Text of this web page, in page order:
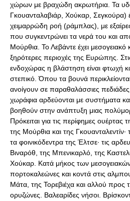
χώρων με βραχώδη ακρωτήρια. Τα
Γκουανταλαβιάρ, Χούκαρ, Σεγκούρα)
χειμαρρώδη ροή (ράμπλας), με
που συγκεντρώνει τα νερά του και
Μούρθια. Το Λεβάντε έχει μεσογειακό
ξηρότερες περιοχές της Ευρώπης.
ενδοχώρας η βλάστηση είναι φτωχή
στεπικό. Όπου τα βουνά
ανοίγουν σε παραθαλάσσιες
χωράφια αρδεύονται με συστήματα
βοηθούν στην ανάπτυξη μιας
Πρόκειται για τις περίφημες ουέρτας
της Μούρθια και της
τα φοινικόδεντρα της Έλτσε· τις
Βιναρόθ, της Μπενικαρλό, της
Χούκαρ. Κατά μήκος των
πορτοκαλεώνες και κοντά στις
Μάτα, της Τορεβιέχα και αλλού προς
ορυζώνες. Βαλεαρίδες νήσοι.